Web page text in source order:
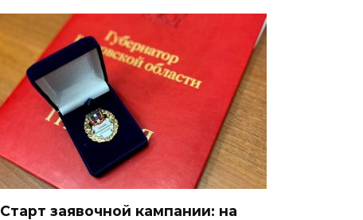
Старт заявочной кампании: на